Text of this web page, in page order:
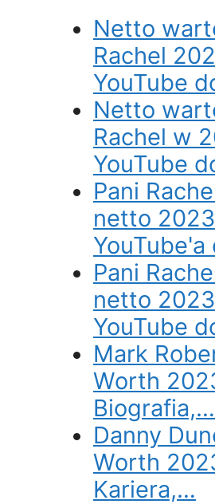
Netto
Rachel
YouTube
Netto
Rachel w
YouTube
Pani
netto
Pani
netto
YouTube
Mark
Worth
Biografia,…
Danny
Worth
Kariera,…